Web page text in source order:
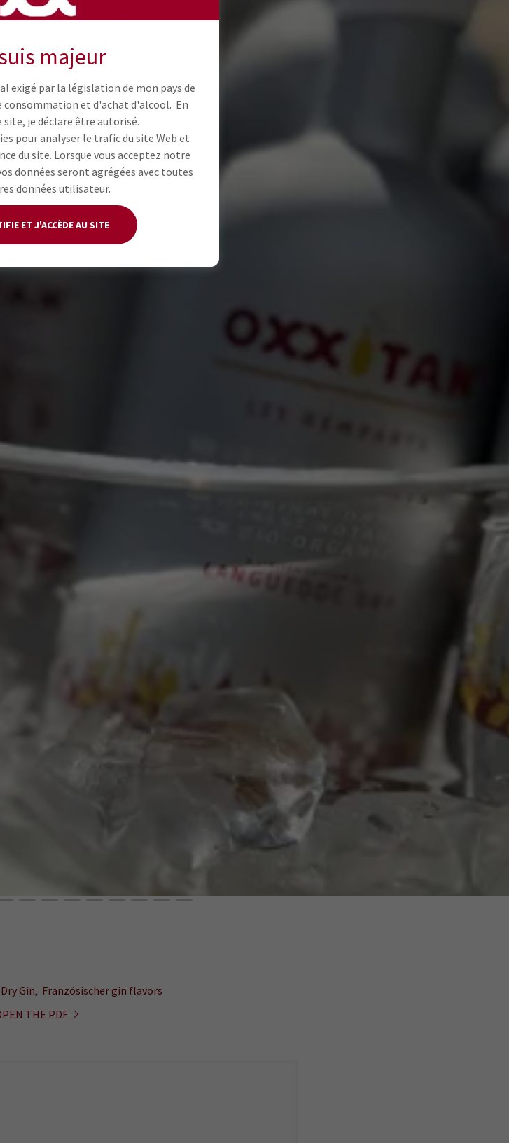
Dry Gin, Französischer gin flavors
THE PDF
majeur
exigé par la législation de mon pays de
consommation et d'achat d'alcool. En
site, je déclare être autorisé.
pour analyser le trafic du site Web et
du site. Lorsque vous acceptez notre
données seront agrégées avec toutes
données utilisateur.
ET J'ACCÈDE AU SITE